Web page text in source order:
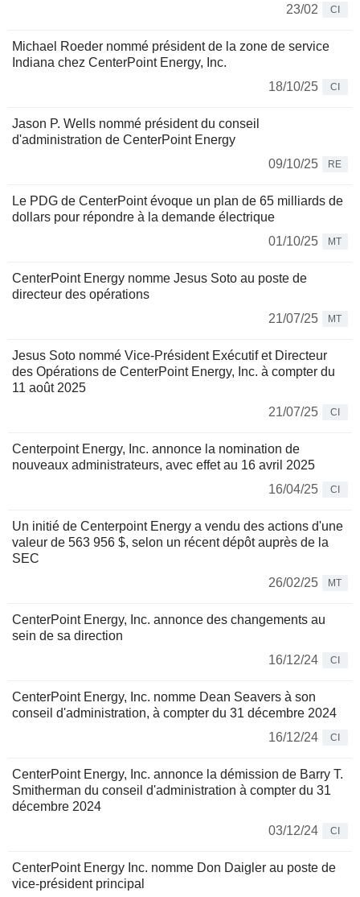
23/02
CI
Michael Roeder nommé président de la zone de service
Indiana chez CenterPoint Energy, Inc.
18/10/25
CI
Jason P. Wells nommé président du conseil
d'administration de CenterPoint Energy
09/10/25
RE
Le PDG de CenterPoint évoque un plan de 65 milliards de
dollars pour répondre à la demande électrique
01/10/25
MT
CenterPoint Energy nomme Jesus Soto au poste de
directeur des opérations
21/07/25
MT
Jesus Soto nommé Vice-Président Exécutif et Directeur
des Opérations de CenterPoint Energy, Inc. à compter du
11 août 2025
21/07/25
CI
Centerpoint Energy, Inc. annonce la nomination de
nouveaux administrateurs, avec effet au 16 avril 2025
16/04/25
CI
Un initié de Centerpoint Energy a vendu des actions d'une
valeur de 563 956 $, selon un récent dépôt auprès de la
SEC
26/02/25
MT
CenterPoint Energy, Inc. annonce des changements au
sein de sa direction
16/12/24
CI
CenterPoint Energy, Inc. nomme Dean Seavers à son
conseil d'administration, à compter du 31 décembre 2024
16/12/24
CI
CenterPoint Energy, Inc. annonce la démission de Barry T.
Smitherman du conseil d'administration à compter du 31
décembre 2024
03/12/24
CI
CenterPoint Energy Inc. nomme Don Daigler au poste de
vice-président principal